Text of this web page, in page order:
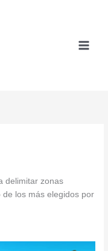
delimitar zonas
los más elegidos por